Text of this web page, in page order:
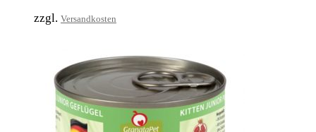
zzgl. Versandkosten